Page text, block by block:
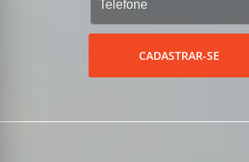
CADASTRAR-SE